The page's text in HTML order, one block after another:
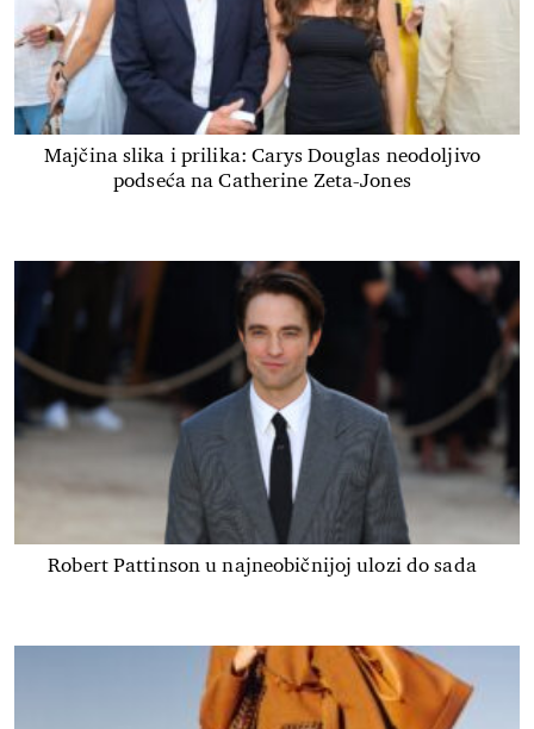
Majčina slika i prilika: Carys Douglas neodoljivo
podseća na Catherine Zeta-Jones
Robert Pattinson u najneobičnijoj ulozi do sada